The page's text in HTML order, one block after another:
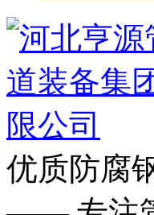
优质防腐